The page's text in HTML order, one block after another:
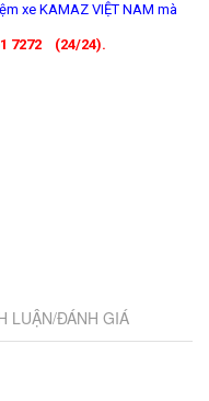
xe KAMAZ VIỆT NAM mà
7272 (24/24).
LUẬN/ĐÁNH GIÁ